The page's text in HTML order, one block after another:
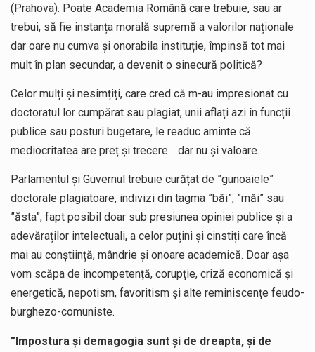
(Prahova). Poate Academia Română care trebuie, sau ar
trebui, să fie instanța morală supremă a valorilor naționale
dar oare nu cumva și onorabila instituție, împinsă tot mai
mult în plan secundar, a devenit o sinecură politică?
Celor mulți și nesimțiți, care cred că m-au impresionat cu
doctoratul lor cumpărat sau plagiat, unii aflați azi în funcții
publice sau posturi bugetare, le readuc aminte că
mediocritatea are preț și trecere… dar nu și valoare.
Parlamentul și Guvernul trebuie curățat de ”gunoaiele”
doctorale plagiatoare, indivizi din tagma ”băi”, ”măi” sau
”ăsta”, fapt posibil doar sub presiunea opiniei publice și a
adevăraților intelectuali, a celor puțini și cinstiți care încă
mai au conștiință, mândrie și onoare academică. Doar așa
vom scăpa de incompetență, corupție, criză economică și
energetică, nepotism, favoritism și alte reminiscențe feudo-
burghezo-comuniste.
”Impostura şi demagogia sunt şi de dreapta, şi de